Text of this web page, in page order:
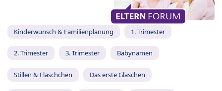
Kinderwunsch & Familienplanung 1. Trimester
2. Trimester 3. Trimester Babynamen
Stillen & Fläschchen Das erste Gläschen